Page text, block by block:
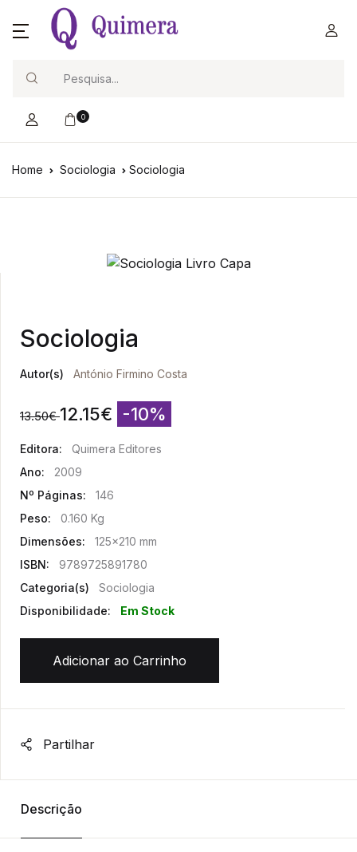
0
Home Sociologia Sociologia
Sociologia
Autor(s) António Firmino Costa
13.50€ 12.15€ -10%
Editora:
Quimera Editores
Ano:
2009
Nº Páginas:
146
Peso:
0.160 Kg
Dimensões:
125x210 mm
ISBN:
9789725891780
Categoria(s)
Sociologia
Disponibilidade:
Em Stock
Adicionar ao Carrinho
Partilhar
Descrição